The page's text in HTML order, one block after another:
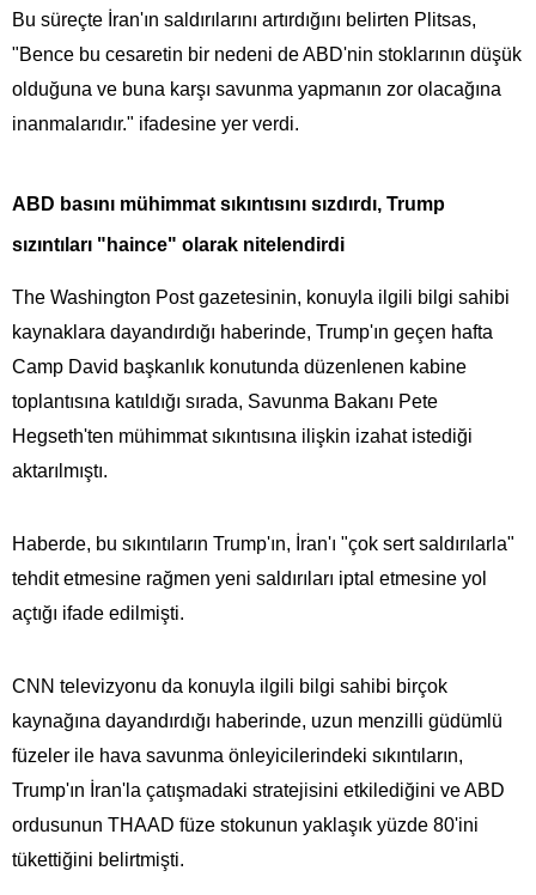
Bu süreçte İran'ın saldırılarını artırdığını belirten Plitsas,
"Bence bu cesaretin bir nedeni de ABD'nin stoklarının düşük
olduğuna ve buna karşı savunma yapmanın zor olacağına
inanmalarıdır." ifadesine yer verdi.
ABD basını mühimmat sıkıntısını sızdırdı, Trump
sızıntıları "haince" olarak nitelendirdi
The Washington Post gazetesinin, konuyla ilgili bilgi sahibi
kaynaklara dayandırdığı haberinde, Trump'ın geçen hafta
Camp David başkanlık konutunda düzenlenen kabine
toplantısına katıldığı sırada, Savunma Bakanı Pete
Hegseth'ten mühimmat sıkıntısına ilişkin izahat istediği
aktarılmıştı.
Haberde, bu sıkıntıların Trump'ın, İran'ı "çok sert saldırılarla"
tehdit etmesine rağmen yeni saldırıları iptal etmesine yol
açtığı ifade edilmişti.
CNN televizyonu da konuyla ilgili bilgi sahibi birçok
kaynağına dayandırdığı haberinde, uzun menzilli güdümlü
füzeler ile hava savunma önleyicilerindeki sıkıntıların,
Trump'ın İran'la çatışmadaki stratejisini etkilediğini ve ABD
ordusunun THAAD füze stokunun yaklaşık yüzde 80'ini
tükettiğini belirtmişti.